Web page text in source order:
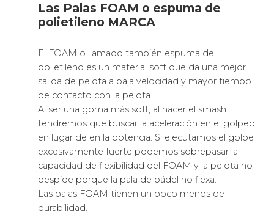
Las Palas FOAM o espuma de
polietileno MARCA
El FOAM o llamado también espuma de
polietileno es un material soft que da una mejor
salida de pelota a baja velocidad y mayor tiempo
de contacto con la pelota.
Al ser una goma más soft, al hacer el smash
tendremos que buscar la aceleración en el golpeo
en lugar de en la potencia. Si ejecutamos el golpe
excesivamente fuerte podemos sobrepasar la
capacidad de flexibilidad del FOAM y la pelota no
despide porque la pala de pádel no flexa.
Las palas FOAM tienen un poco menos de
durabilidad.